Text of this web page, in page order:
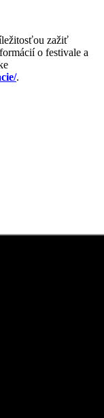
zažiť
o festivale a
.